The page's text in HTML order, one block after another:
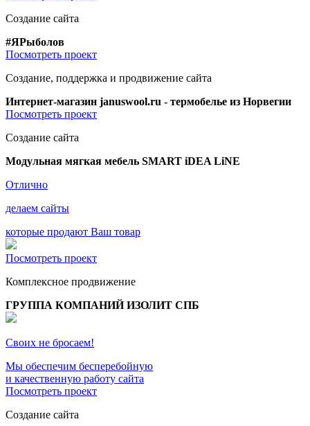
Создание сайта
#ЯРыболов
Посмотреть проект
Создание, поддержка и продвижение сайта
Интернет-магазин januswool.ru - термобелье из Норвегии
Посмотреть проект
Создание сайта
Модульная мягкая мебель SMART iDEA LiNE
Отлично
делаем сайты
которые продают Ваш товар
Посмотреть проект
Комплексное продвижение
ГРУППА КОМПАНИЙ ИЗОЛИТ СПБ
Своих не бросаем!
Мы обеспечим бесперебойную
и качественную работу сайта
Посмотреть проект
Создание сайта